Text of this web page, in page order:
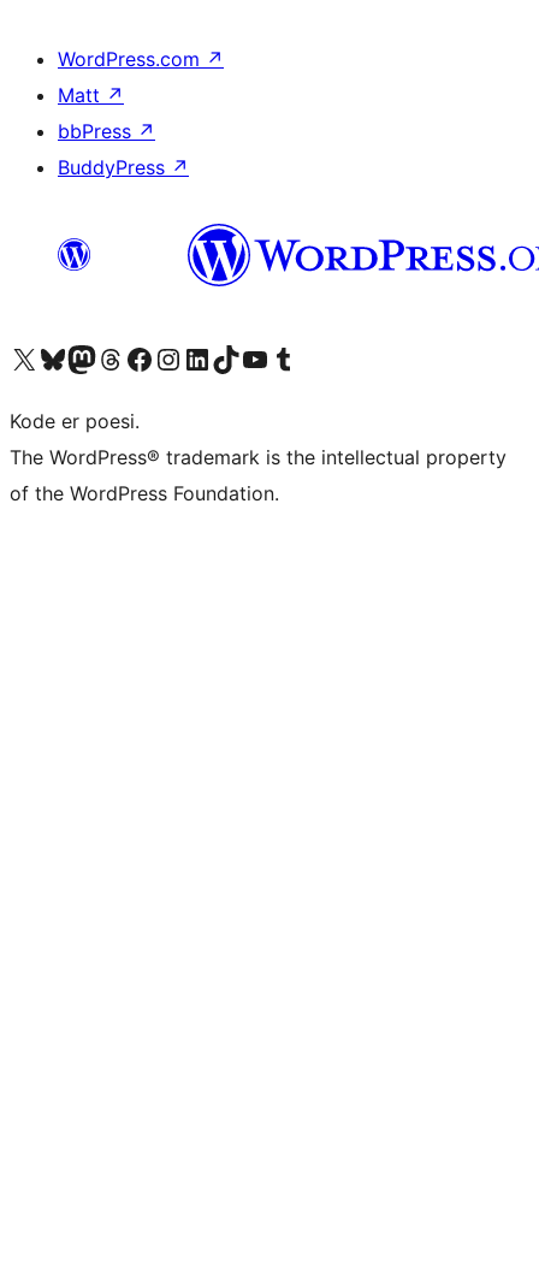
WordPress.com ↗
Matt ↗
bbPress ↗
BuddyPress ↗
Besøk vår konto på X Visit our Bluesky account
Besøk vår Mastodon-konto
Visit our Threads account
Besøk vår Facebook-sideBesøk vår Instagram-konto
Besøk vår LinkedIn-konto
Visit our TikTok account
Visit our YouTube channel
Visit our Tumblr account
Kode er poesi.
The WordPress® trademark is the intellectual property
of the WordPress Foundation.